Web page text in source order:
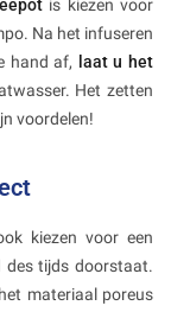
is kiezen voor
Na het infuseren
hand af,
laat u het
Het zetten
voordelen!
kiezen voor een
des tijds doorstaat.
materiaal poreus